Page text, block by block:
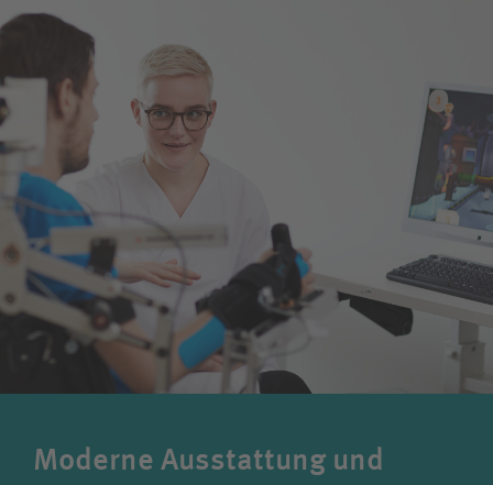
Moderne Ausstattung und